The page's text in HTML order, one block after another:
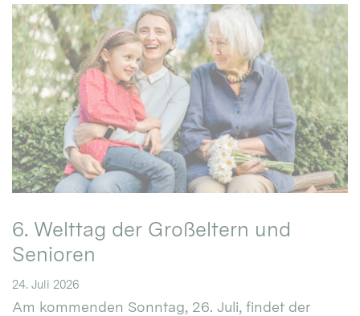
6. Welttag der Großeltern und
Senioren
24. Juli 2026
Am kommenden Sonntag, 26. Juli, findet der